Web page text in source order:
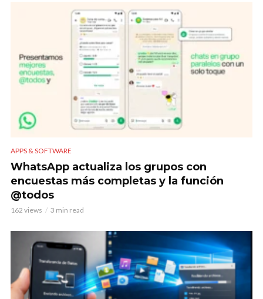
APPS & SOFTWARE
WhatsApp actualiza los grupos con
encuestas más completas y la función
@todos
162 views 3 min read